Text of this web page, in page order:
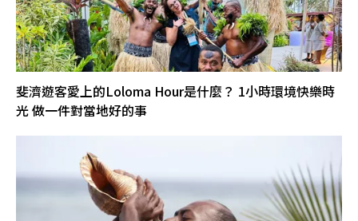
斐濟遊客愛上的Loloma Hour是什麼？ 1小時環境快樂時
光 做一件對當地好的事